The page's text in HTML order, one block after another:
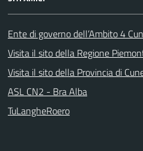
Ente di governo dell’Ambito 4
Visita il sito della Regione
Visita il sito della Provincia di
ASL CN2 - Bra Alba
TuLangheRoero